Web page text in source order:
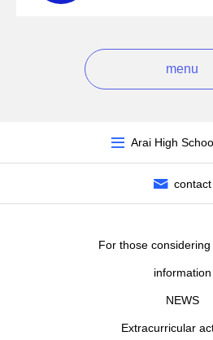
menu
Arai High
contact
For those
information
NEWS
Extracurricular